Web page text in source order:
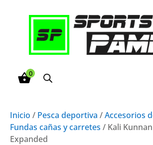
0
Inicio / Pesca deportiva /Accesorios
Fundas cañas y carretes / Kali
Expanded